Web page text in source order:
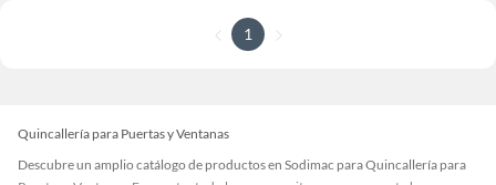
1
Quincallería para Puertas y Ventanas
Descubre un amplio catálogo de productos en Sodimac para Quincallería para